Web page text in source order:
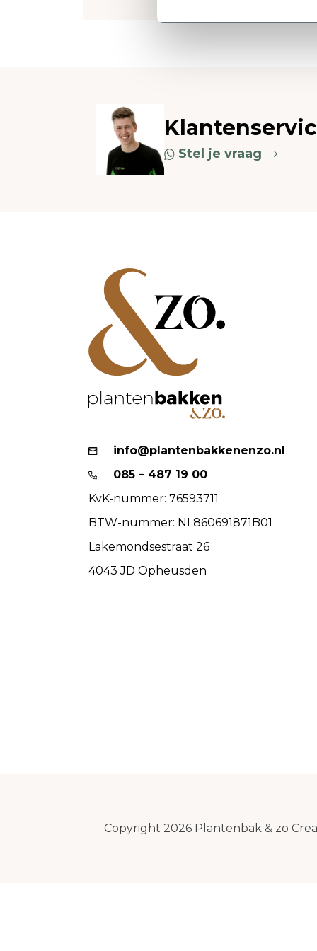
Stel je vraag
info@plantenbakkenenzo.nl
085 – 487 19 00
KvK-nummer: 76593711
BTW-nummer: NL860691871B01
Lakemondsestraat 26
4043 JD Opheusden
Copyright 2026 Plantenbak & zo